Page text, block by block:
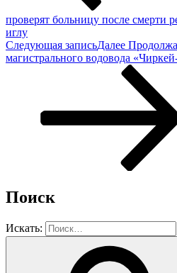
проверят больницу после смерти
иглу
Следующая записьДалее
магистрального водовода
Поиск
Искать: